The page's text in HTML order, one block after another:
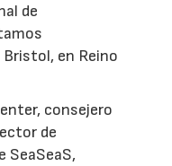
de
en Reino
consejero
de
SeaSeaS,